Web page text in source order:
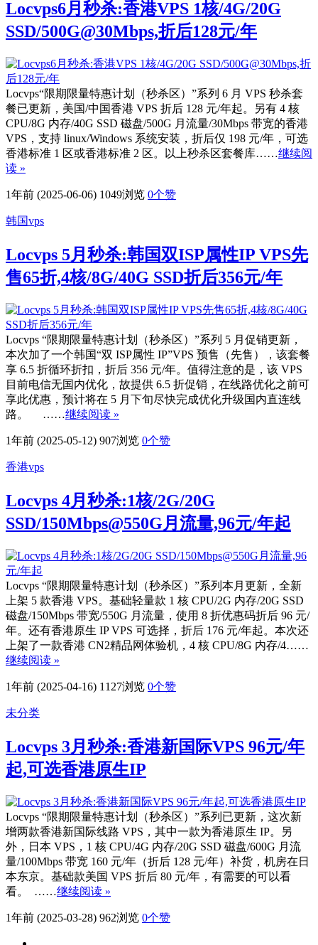
Locvps6月秒杀:香港VPS 1核/4G/20G
SSD/500G@30Mbps,折后128元/年
Locvps“限期限量特惠计划（秒杀区）”系列 6 月 VPS 秒杀套
餐已更新，美国/中国香港 VPS 折后 128 元/年起。另有 4 核
CPU/8G 内存/40G SSD 磁盘/500G 月流量/30Mbps 带宽的香港
VPS，支持 linux/Windows 系统安装，折后仅 198 元/年，可选
香港标准 1 区或香港标准 2 区。以上秒杀区套餐库……继续阅
读 »
1年前 (2025-06-06) 1049浏览 0个赞
韩国vps
Locvps 5月秒杀:韩国双ISP属性IP VPS先
售65折,4核/8G/40G SSD折后356元/年
Locvps “限期限量特惠计划（秒杀区）”系列 5 月促销更新，
本次加了一个韩国“双 ISP属性 IP”VPS 预售（先售），该套餐
享 6.5 折循环折扣，折后 356 元/年。值得注意的是，该 VPS
目前电信无国内优化，故提供 6.5 折促销，在线路优化之前可
享此优惠，预计将在 5 月下旬尽快完成优化升级国内直连线
路。 ……继续阅读 »
1年前 (2025-05-12) 907浏览 0个赞
香港vps
Locvps 4月秒杀:1核/2G/20G
SSD/150Mbps@550G月流量,96元/年起
Locvps “限期限量特惠计划（秒杀区）”系列本月更新，全新
上架 5 款香港 VPS。基础轻量款 1 核 CPU/2G 内存/20G SSD
磁盘/150Mbps 带宽/550G 月流量，使用 8 折优惠码折后 96 元/
年。还有香港原生 IP VPS 可选择，折后 176 元/年起。本次还
上架了一款香港 CN2精品网体验机，4 核 CPU/8G 内存/4……
继续阅读 »
1年前 (2025-04-16) 1127浏览 0个赞
未分类
Locvps 3月秒杀:香港新国际VPS 96元/年
起,可选香港原生IP
Locvps “限期限量特惠计划（秒杀区）”系列已更新，这次新
增两款香港新国际线路 VPS，其中一款为香港原生 IP。另
外，日本 VPS，1 核 CPU/4G 内存/20G SSD 磁盘/600G 月流
量/100Mbps 带宽 160 元/年（折后 128 元/年）补货，机房在日
本东京。基础款美国 VPS 折后 80 元/年，有需要的可以看
看。 ……继续阅读 »
1年前 (2025-03-28) 962浏览 0个赞